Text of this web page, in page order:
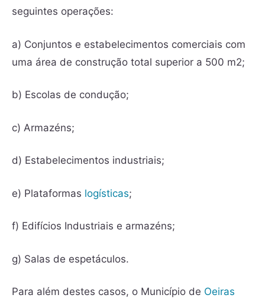
seguintes operações:
a) Conjuntos e estabelecimentos comerciais com
uma área de construção total superior a 500 m2;
b) Escolas de condução;
c) Armazéns;
d) Estabelecimentos industriais;
e) Plataformas logísticas;
f) Edifícios Industriais e armazéns;
g) Salas de espetáculos.
Para além destes casos, o Município de Oeiras